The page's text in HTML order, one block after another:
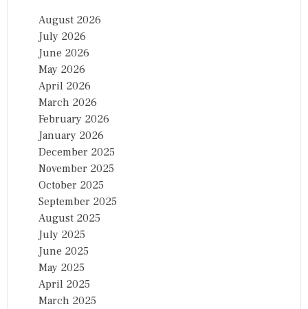
August 2026
July 2026
June 2026
May 2026
April 2026
March 2026
February 2026
January 2026
December 2025
November 2025
October 2025
September 2025
August 2025
July 2025
June 2025
May 2025
April 2025
March 2025